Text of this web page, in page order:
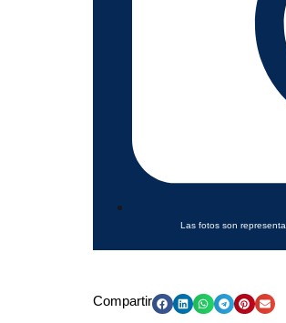
Las fotos son
Compartir